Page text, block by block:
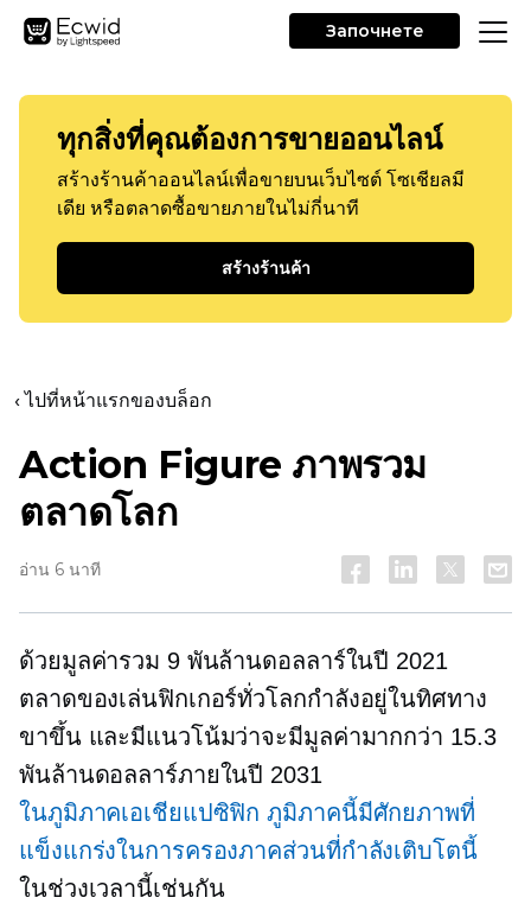
Започнете
ทุกสิ่งที่คุณต้องการขายออนไลน์
สร้างร้านค้าออนไลน์เพื่อขายบนเว็บไซต์ โซเชียลมี
เดีย หรือตลาดซื้อขายภายในไม่กี่นาที
สร้างร้านค้า
‹ ไปที่หน้าแรกของบล็อก
Action Figure ภาพรวม
ตลาดโลก
อ่าน 6 นาที
ด้วยมูลค่ารวม 9 พันล้านดอลลาร์ในปี 2021
ตลาดของเล่นฟิกเกอร์ทั่วโลกกำลังอยู่ในทิศทาง
ขาขึ้น และมีแนวโน้มว่าจะมีมูลค่ามากกว่า 15.3
พันล้านดอลลาร์ภายในปี 2031
ในภูมิภาคเอเชียแปซิฟิก ภูมิภาคนี้มีศักยภาพที่
แข็งแกร่งในการครองภาคส่วนที่กำลังเติบโตนี้
ในช่วงเวลานี้เช่นกัน